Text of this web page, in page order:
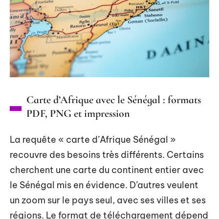
Carte d’Afrique avec le Sénégal : formats
PDF, PNG et impression
La requête « carte d’Afrique Sénégal »
recouvre des besoins très différents. Certains
cherchent une carte du continent entier avec
le Sénégal mis en évidence. D’autres veulent
un zoom sur le pays seul, avec ses villes et ses
régions. Le format de téléchargement dépend